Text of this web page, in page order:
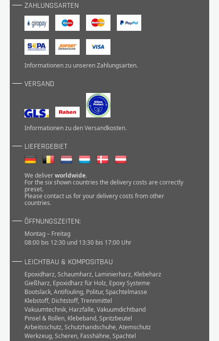
ZAHLUNGSARTEN
Informationen zu unserenZahlungsarten.
VERSAND
Informationen zu denVersandkosten.
LIEFERGEBIET
We deliverworldwide.
For the six shown countries the delivery costs are correctly
preset.
Please contact us for your delivery costs from other
countries.
ÖFFNUNGSZEITEN:
Montag – Freitag
08:00 bis 12:30 und 13:30 bis 17:00 Uhr
LEICHTBAU & KOMPOSITBAU
Epoxidharz, Schaumharz, Laminierharz, Klebeharz
Gießharz, Epoxidharz für Holz, Epoxy Systeme
Bootslack, Antifouling, Politur, Spachtelmasse
Klebstoff, Dichtstoff, Trennmittel
Vakuumtechnik, Harzfalle, Vakuumdichtband
Pinsel & Rollen, Klebeband, Spritzbeutel
Arbeitsschutz, Schutzhandschuhe, Atemschutz
Werkzeug, Scheren, Fasshähne, Spachtel